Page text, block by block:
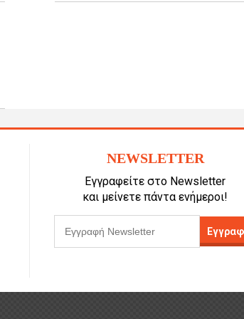
NEWSLETTER
Εγγραφείτε στο Newsletter
και μείνετε πάντα ενήμεροι!